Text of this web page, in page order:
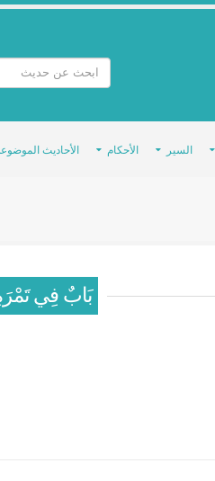
السير الأحكام الأحاديث
بَابٌ فِي